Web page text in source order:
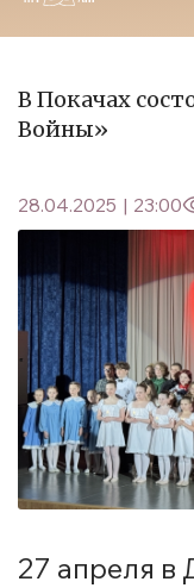
В Покачах
Войны»
28.04.2025 | 23:00
27 апреля